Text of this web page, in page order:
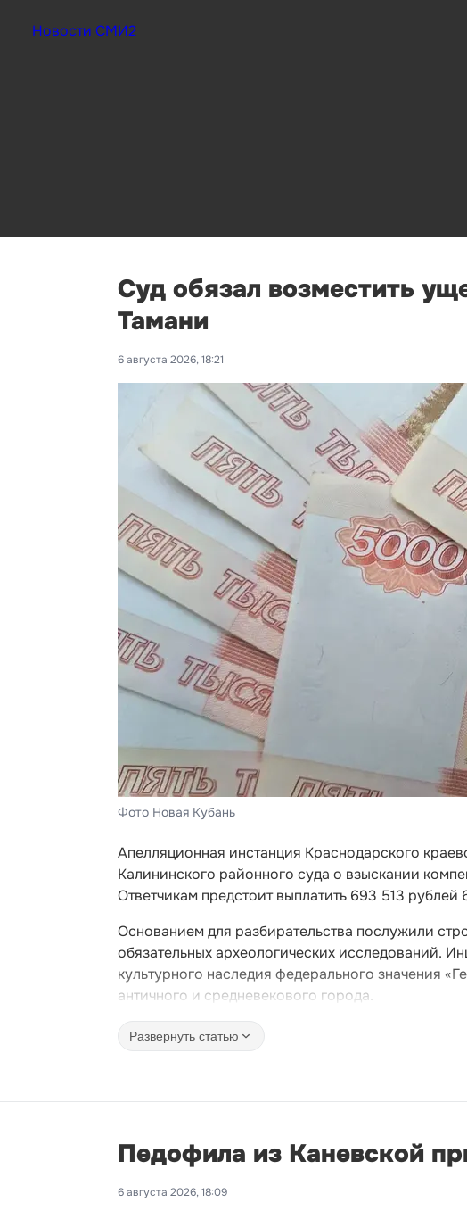
Новости СМИ2
Суд обязал возместить
Тамани
6 августа 2026, 18:21
Фото Новая Кубань
Апелляционная инстанция Краснодарского
Калининского районного суда о взыскании
Ответчикам предстоит выплатить 693 513 рублей
Основанием для разбирательства послужили
обязательных археологических исследований.
культурного наследия федерального значения
античного и средневекового города.
Развернуть статью
Педофила из Каневской
6 августа 2026, 18:09